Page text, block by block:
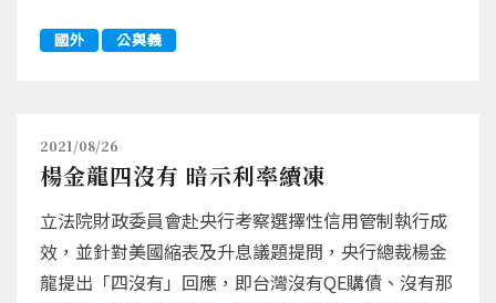
國外 公與義
2021/08/26
楊金龍四沒有 暗示利率續凍
立法院財政委員會赴央行考察選擇性信用管制執行成
效，並針對美國縮表及升息議題提問，央行總裁楊金
龍提出「四沒有」回應，即台灣沒有QE購債、沒有那